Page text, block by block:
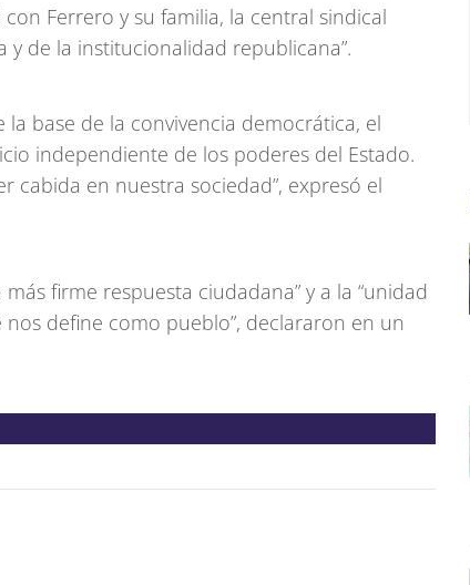
Ferrero y su familia, la central sindical
y de la institucionalidad republicana”.
base de la convivencia democrática, el
independiente de los poderes del Estado.
cabida en nuestra sociedad”, expresó el
firme respuesta ciudadana” y a la “unidad
define como pueblo”, declararon en un